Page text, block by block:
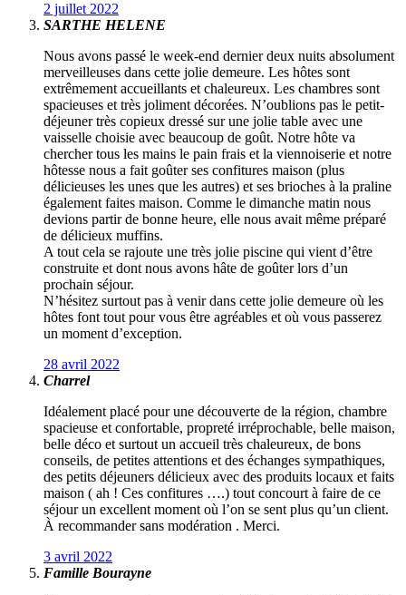
2 juillet 2022
SARTHE HELENE
Nous avons passé le week-end dernier deux nuits absolument
merveilleuses dans cette jolie demeure. Les hôtes sont
extrêmement accueillants et chaleureux. Les chambres sont
spacieuses et très joliment décorées. N’oublions pas le petit-
déjeuner très copieux dressé sur une jolie table avec une
vaisselle choisie avec beaucoup de goût. Notre hôte va
chercher tous les mains le pain frais et la viennoiserie et notre
hôtesse nous a fait goûter ses confitures maison (plus
délicieuses les unes que les autres) et ses brioches à la praline
également faites maison. Comme le dimanche matin nous
devions partir de bonne heure, elle nous avait même préparé
de délicieux muffins.
A tout cela se rajoute une très jolie piscine qui vient d’être
construite et dont nous avons hâte de goûter lors d’un
prochain séjour.
N’hésitez surtout pas à venir dans cette jolie demeure où les
hôtes font tout pour vous être agréables et où vous passerez
un moment d’exception.
28 avril 2022
Charrel
Idéalement placé pour une découverte de la région, chambre
spacieuse et confortable, propreté irréprochable, belle maison,
belle déco et surtout un accueil très chaleureux, de bons
conseils, de petites attentions et des échanges sympathiques,
des petits déjeuners délicieux avec des produits locaux et faits
maison ( ah ! Ces confitures ….) tout concourt à faire de ce
séjour un excellent moment où l’on se sent plus qu’un client.
À recommander sans modération . Merci.
3 avril 2022
Famille Bourayne